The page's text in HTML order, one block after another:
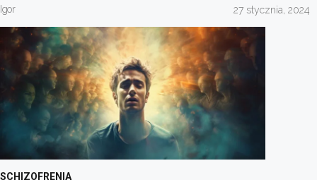
Igor 27 stycznia, 2024
SCHIZOFRENIA